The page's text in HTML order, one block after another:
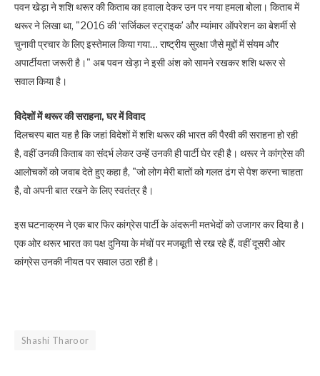
पवन खेड़ा ने शशि थरूर की किताब का हवाला देकर उन पर नया हमला बोला। किताब में
थरूर ने लिखा था, "2016 की ‘सर्जिकल स्ट्राइक’ और म्यांमार ऑपरेशन का बेशर्मी से
चुनावी प्रचार के लिए इस्तेमाल किया गया… राष्ट्रीय सुरक्षा जैसे मुद्दों में संयम और
अपार्टीयता जरूरी है।" अब पवन खेड़ा ने इसी अंश को सामने रखकर शशि थरूर से
सवाल किया है।
विदेशों में थरूर की सराहना, घर में विवाद
दिलचस्प बात यह है कि जहां विदेशों में शशि थरूर की भारत की पैरवी की सराहना हो रही
है, वहीं उनकी किताब का संदर्भ लेकर उन्हें उनकी ही पार्टी घेर रही है। थरूर ने कांग्रेस की
आलोचकों को जवाब देते हुए कहा है, "जो लोग मेरी बातों को गलत ढंग से पेश करना चाहता
है, वो अपनी बात रखने के लिए स्वतंत्र है।
इस घटनाक्रम ने एक बार फिर कांग्रेस पार्टी के अंदरूनी मतभेदों को उजागर कर दिया है।
एक ओर थरूर भारत का पक्ष दुनिया के मंचों पर मजबूती से रख रहे हैं, वहीं दूसरी ओर
कांग्रेस उनकी नीयत पर सवाल उठा रही है।
Shashi Tharoor